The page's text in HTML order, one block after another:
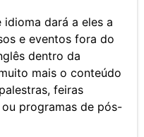
idioma dará a eles a
e eventos fora do
dentro da
mais o conteúdo
feiras
programas de pós-